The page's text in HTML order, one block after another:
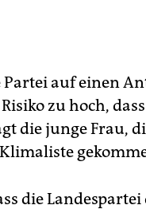
Partei auf einen
zu hoch,
die junge Frau,
die Landespartei